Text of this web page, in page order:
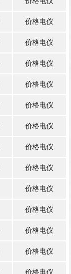
价格电仪
价格电仪
价格电仪
价格电仪
价格电仪
价格电仪
价格电仪
价格电仪
价格电仪
价格电仪
价格电仪
价格电仪
价格电仪